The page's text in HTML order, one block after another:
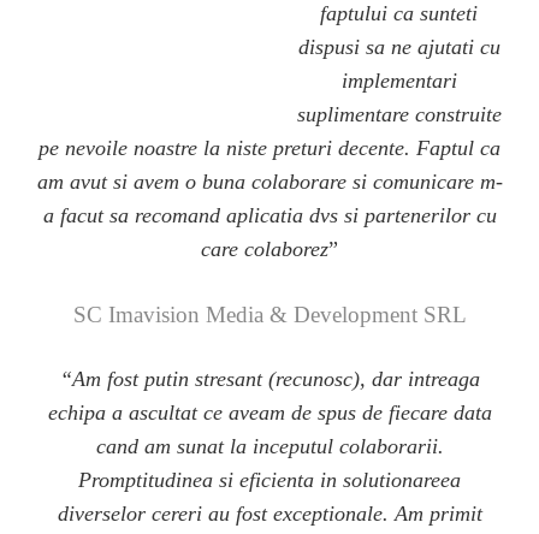
faptului ca sunteti
dispusi sa ne ajutati cu
implementari
suplimentare construite
pe nevoile noastre la niste preturi decente. Faptul ca
am avut si avem o buna colaborare si comunicare m-
a facut sa recomand aplicatia dvs si partenerilor cu
care colaborez”
SC Imavision Media & Development SRL
“Am fost putin stresant (recunosc), dar intreaga
echipa a ascultat ce aveam de spus de fiecare data
cand am sunat la inceputul colaborarii.
Promptitudinea si eficienta in solutionareea
diverselor cereri au fost exceptionale. Am primit